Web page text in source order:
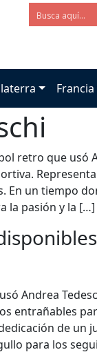
Francia
retro que usó
En un tiempo
la pasión y la […]
Andrea
entrañables
de un
para los